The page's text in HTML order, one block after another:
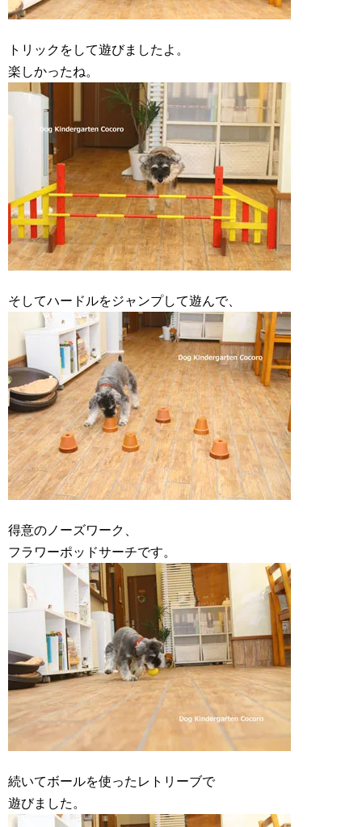
トリックをして遊びましたよ。
楽しかったね。
そしてハードルをジャンプして遊んで、
得意のノーズワーク、
フラワーポッドサーチです。
続いてボールを使ったレトリーブで
遊びました。